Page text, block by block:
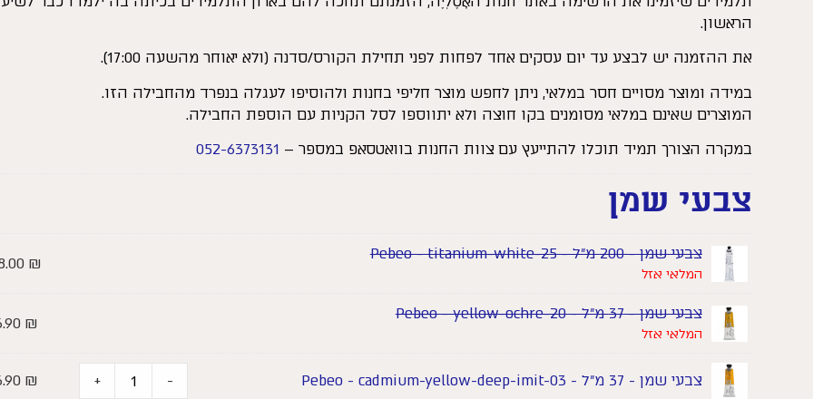
הראשון.
את ההזמנה יש לבצע עד יום עסקים אחד לפחות לפני תחילת הקורס/סדנה (ולא יאוחר מהשעה 17:00).
במידה ומוצר מסויים חסר במלאי, ניתן לחפש מוצר חליפי בחנות ולהוסיפו לעגלה בנפרד מהחבילה הזו.
המוצרים שאינם במלאי מסומנים בקו חוצה ולא יתווספו לסל הקניות עם הוספת החבילה.
במקרה הצורך תמיד תוכלו להתייעץ עם צוות החנות בוואטסאפ במספר – 052-6373131
צבעי שמן
צבעי שמן - 200 מ"ל - Pebeo - titanium-white-25
המלאי אזל
₪
צבעי שמן - 37 מ"ל - Pebeo - yellow-ochre-20
המלאי אזל
₪
צבעי שמן - 37 מ"ל - Pebeo - cadmium-yellow-deep-imit-03 -
+
₪